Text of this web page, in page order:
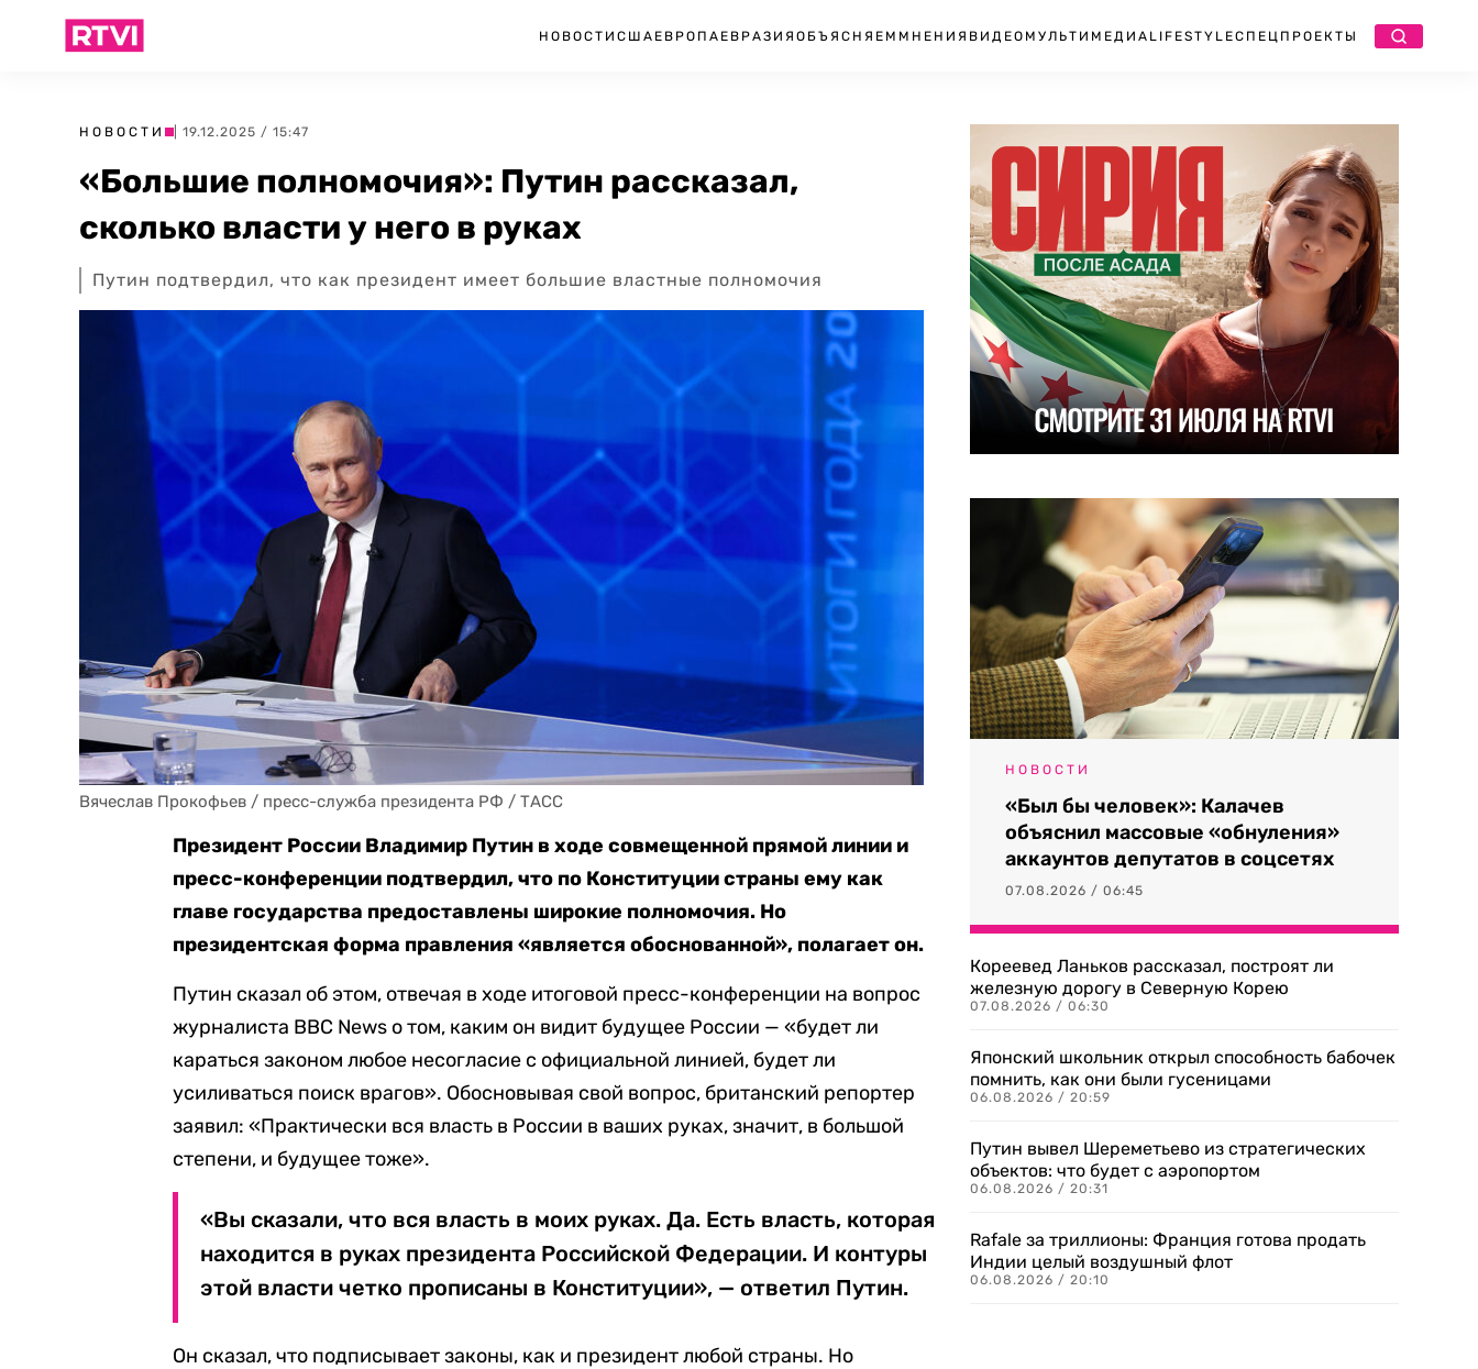
НОВОСТИ США ЕВРОПА ЕВРАЗИЯ ОБЪЯСНЯЕМ МНЕНИЯ ВИДЕО МУЛЬТИМЕДИА LIFESTYLEСПЕЦПРОЕКТЫ
НОВОСТИ | 19.12.2025 / 15:47
«Большие полномочия»: Путин рассказал,
сколько власти у него в руках
Путин подтвердил, что как президент имеет большие властные полномочия
Вячеслав Прокофьев / пресс-служба президента РФ / ТАСС
Президент России Владимир Путин в ходе совмещенной прямой линии и
пресс-конференции подтвердил, что по Конституции страны ему как
главе государства предоставлены широкие полномочия. Но
президентская форма правления «является обоснованной», полагает он.
Путин сказал об этом, отвечая в ходе итоговой пресс-конференции на вопрос
журналиста BBC News о том, каким он видит будущее России — «будет ли
караться законом любое несогласие с официальной линией, будет ли
усиливаться поиск врагов». Обосновывая свой вопрос, британский репортер
заявил: «Практически вся власть в России в ваших руках, значит, в большой
степени, и будущее тоже».
«Вы сказали, что вся власть в моих руках. Да. Есть власть, которая
находится в руках президента Российской Федерации. И контуры
этой власти четко прописаны в Конституции», — ответил Путин.
Он сказал, что подписывает законы, как и президент любой страны. Но
НОВОСТИ
«Был бы человек»: Калачев
объяснил массовые «обнуления»
аккаунтов депутатов в соцсетях
07.08.2026 / 06:45
Кореевед Ланьков рассказал, построят ли
железную дорогу в Северную Корею
07.08.2026 / 06:30
Японский школьник открыл способность бабочек
помнить, как они были гусеницами
06.08.2026 / 20:59
Путин вывел Шереметьево из стратегических
объектов: что будет с аэропортом
06.08.2026 / 20:31
Rafale за триллионы: Франция готова продать
Индии целый воздушный флот
06.08.2026 / 20:10